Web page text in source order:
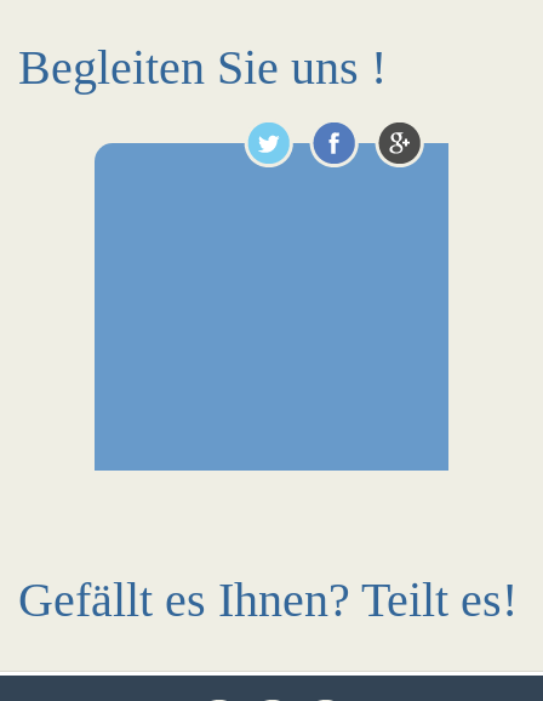
Begleiten Sie uns !
Gefällt es Ihnen? Teilt es!